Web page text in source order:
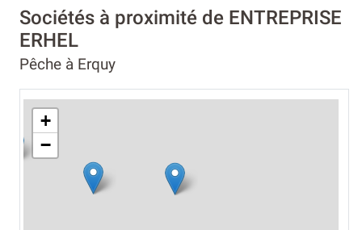
Sociétés à proximité de ENTREPRISE
ERHEL
Pêche à Erquy
+
−